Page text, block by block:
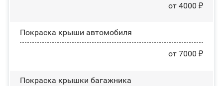
от 4000 ₽
Покраска крыши автомобиля
от 7000 ₽
Покраска крышки багажника